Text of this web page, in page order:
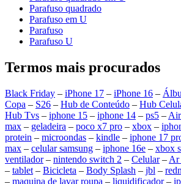
Parafuso quadrado
Parafuso em U
Parafuso
Parafuso U
Termos mais procurados
Black Friday – iPhone 17 – iPhone 16 –
Copa – S26 – Hub de Conteúdo – Hub
Hub Tvs – iphone 15 – iphone 14 – ps5 –
max – geladeira – poco x7 pro – xbox –
protein – microondas – kindle – iphone 17
max – celular samsung – iphone 16e – xbox
ventilador– nintendo switch 2 – Celular– Ar
– tablet – Bicicleta – Body Splash – jbl –
– maquina de lavar roupa – liquidificador–